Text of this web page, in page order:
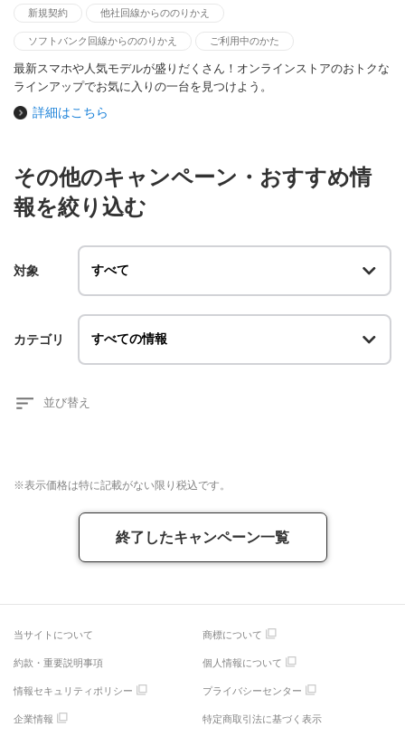
新規契約 他社回線からののりかえ
ソフトバンク回線からののりかえ ご利用中のかた
最新スマホや人気モデルが盛りだくさん！オンラインストアのおトクな
ラインアップでお気に入りの一台を見つけよう。
詳細はこちら
その他のキャンペーン・おすすめ情
報を絞り込む
対象
カテゴリ
※表示価格は特に記載がない限り税込です。
終了したキャンペーン一覧
当サイトについて 商標について
約款・重要説明事項 個人情報について
情報セキュリティポリシー プライバシーセンター
企業情報 特定商取引法に基づく表示